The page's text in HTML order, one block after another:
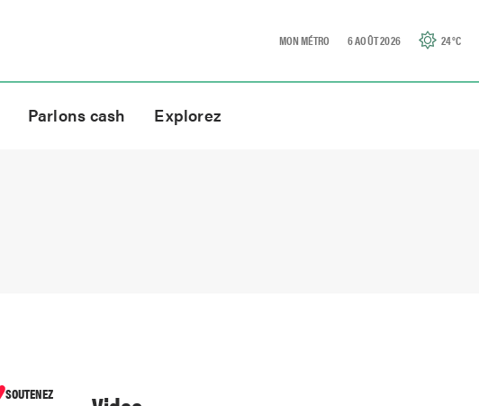
MON MÉTRO 6 AOÛT 2026 24°C
Parlons cash Explorez
SOUTENEZ